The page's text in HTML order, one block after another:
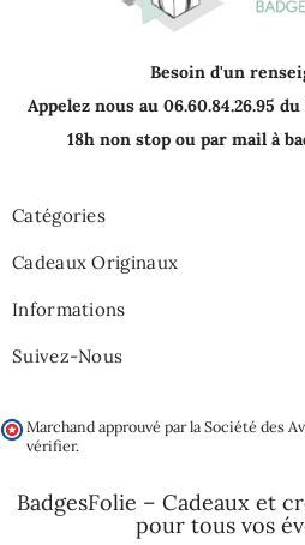
Besoin d'un
Appelez nous au 06.60.84.26.95
18h non stop ou par mail à
Catégories
Cadeaux Originaux
Informations
Suivez-Nous
Marchand approuvé par la Société des
vérifier.
BadgesFolie – Cadeaux et
pour tous vos